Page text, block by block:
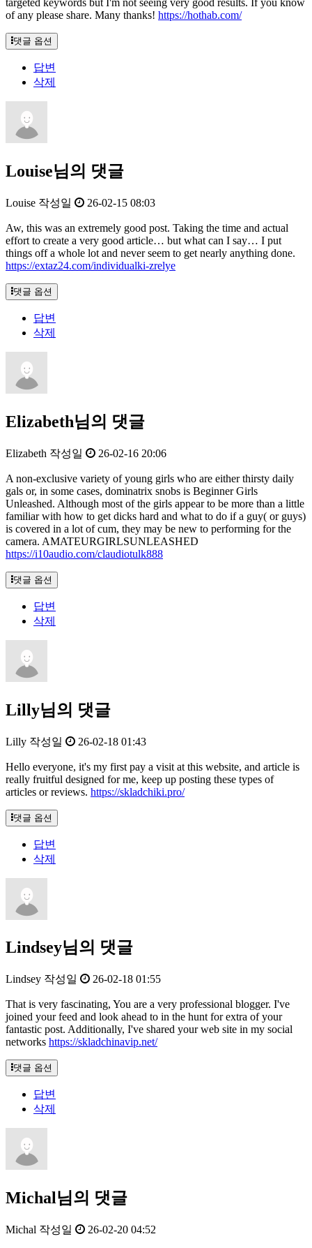
targeted keywords but I'm not seeing very good results. If you know
of any please share. Many thanks! https://hothab.com/
댓글 옵션
답변
삭제
Louise님의 댓글
Louise 작성일 26-02-15 08:03
Aw, this was an extremely good post. Taking the time and actual
effort to create a very good article… but what can I say… I put
things off a whole lot and never seem to get nearly anything done.
https://extaz24.com/individualki-zrelye
댓글 옵션
답변
삭제
Elizabeth님의 댓글
Elizabeth 작성일 26-02-16 20:06
A non-exclusive variety of young girls who are either thirsty daily
gals or, in some cases, dominatrix snobs is Beginner Girls
Unleashed. Although most of the girls appear to be more than a little
familiar with how to get dicks hard and what to do if a guy( or guys)
is covered in a lot of cum, they may be new to performing for the
camera. AMATEURGIRLSUNLEASHED
https://i10audio.com/claudiotulk888
댓글 옵션
답변
삭제
Lilly님의 댓글
Lilly 작성일 26-02-18 01:43
Hello everyone, it's my first pay a visit at this website, and article is
really fruitful designed for me, keep up posting these types of
articles or reviews. https://skladchiki.pro/
댓글 옵션
답변
삭제
Lindsey님의 댓글
Lindsey 작성일 26-02-18 01:55
That is very fascinating, You are a very professional blogger. I've
joined your feed and look ahead to in the hunt for extra of your
fantastic post. Additionally, I've shared your web site in my social
networks https://skladchinavip.net/
댓글 옵션
답변
삭제
Michal님의 댓글
Michal 작성일 26-02-20 04:52